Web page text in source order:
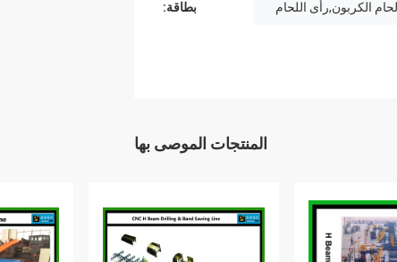
بطاقة: الكربون,رأى اللحام
المنتجات الموصى بها